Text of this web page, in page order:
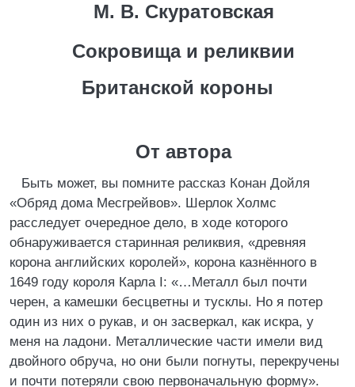
M. В. Скуратовская
Сокровища и реликвии
Британской короны
От автора
Быть может, вы помните рассказ Конан Дойля
«Обряд дома Месгрейвов». Шерлок Холмс
расследует очередное дело, в ходе которого
обнаруживается старинная реликвия, «древняя
корона английских королей», корона казнённого в
1649 году короля Карла I: «…Металл был почти
черен, а камешки бесцветны и тусклы. Но я потер
один из них о рукав, и он засверкал, как искра, у
меня на ладони. Металлические части имели вид
двойного обруча, но они были погнуты, перекручены
и почти потеряли свою первоначальную форму».